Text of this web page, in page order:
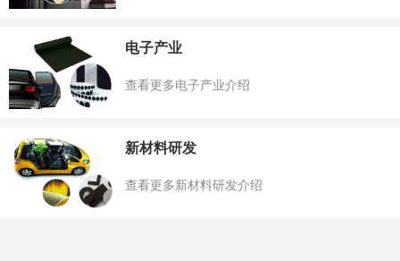
电子产业
查看更多电子产业介绍
新材料研发
查看更多新材料研发介绍